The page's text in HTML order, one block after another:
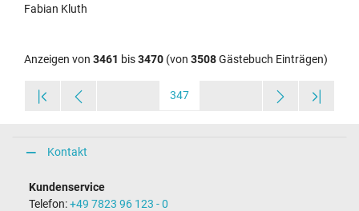
Fabian Kluth
Anzeigen von 3461 bis3470 (von 3508Gästebuch Einträgen)
347
Kontakt
Kundenservice
Telefon:+49 7823 96 123 - 0